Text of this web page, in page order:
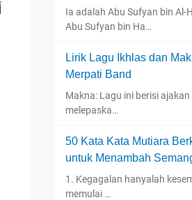
Ia adalah Abu Sufyan bin Al-
Abu Sufyan bin Ha…
Lirik Lagu Ikhlas dan
Merpati Band
Makna: Lagu ini berisi
melepaska…
50 Kata Kata Mutiara
untuk Menambah
1. Kegagalan hanyalah
memulai …